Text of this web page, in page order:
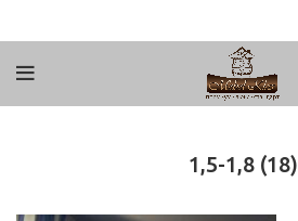
1,5-1,8 (18)